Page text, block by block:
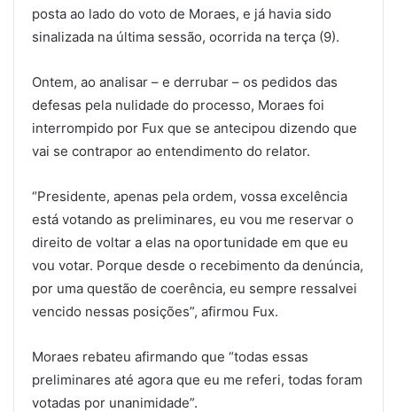
posta ao lado do voto de Moraes, e já havia sido
sinalizada na última sessão, ocorrida na terça (9).
Ontem, ao analisar – e derrubar – os pedidos das
defesas pela nulidade do processo, Moraes foi
interrompido por Fux que se antecipou dizendo que
vai se contrapor ao entendimento do relator.
“Presidente, apenas pela ordem, vossa excelência
está votando as preliminares, eu vou me reservar o
direito de voltar a elas na oportunidade em que eu
vou votar. Porque desde o recebimento da denúncia,
por uma questão de coerência, eu sempre ressalvei
vencido nessas posições”, afirmou Fux.
Moraes rebateu afirmando que “todas essas
preliminares até agora que eu me referi, todas foram
votadas por unanimidade”.